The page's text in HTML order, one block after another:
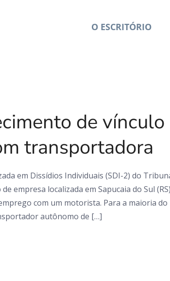
O ESCRITÓRIO
de vínculo
transportadora
em Dissídios Individuais (SDI-2) do
empresa localizada em Sapucaia do Sul
com um motorista. Para a maioria do
autônomo de […]